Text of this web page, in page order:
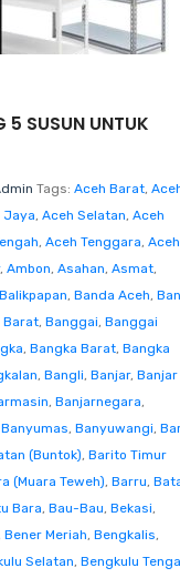
5 SUSUN UNTUK
Tags: Aceh Barat,
Jaya, Aceh Selatan, Aceh
, Aceh Tenggara, Aceh
, Ambon, Asahan, Asmat,
Balikpapan, Banda Aceh,
Barat, Banggai, Banggai
, Bangka Barat, Bangka
, Bangli, Banjar, Banjar
, Banjarnegara,
Banyumas, Banyuwangi,
(Buntok), Barito Timur
(Muara Teweh), Barru,
Bara, Bau-Bau, Bekasi,
Bener Meriah, Bengkalis,
Selatan, Bengkulu